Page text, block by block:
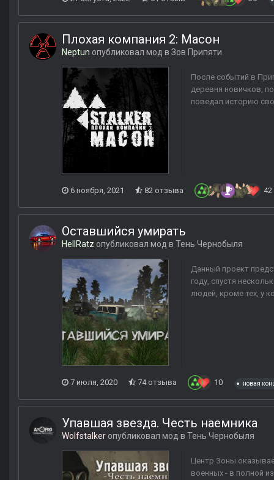
Плохая компания 2: Масон
Neptun опубликовал мод в Зов Припяти
После событий в
деревня новичков,
поведал историю
6 ноября, 2021 82 отзыва 42
Оставшийся умирать
HellRatz опубликовал мод в Тень Чернобыля
Данный проект
году, спустя
людей, кроме тех, у
7 июля, 2020 74 отзыва 10 новая
Упавшая звезда. Честь наемника
Wolfstalker опубликовал мод в Тень Чернобыля
Центр Зоны
военных - в полной